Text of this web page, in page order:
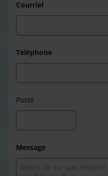
Courriel
Téléphone
Poste
Message